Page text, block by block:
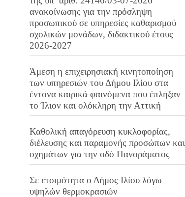
ανακοίνωσης για την πρόσληψη
προσωπικού σε υπηρεσίες καθαρισμού
σχολικών μονάδων, διδακτικού έτους
2026-2027
Άμεση η επιχειρησιακή κινητοποίηση
των υπηρεσιών του Δήμου Ιλίου στα
έντονα καιρικά φαινόμενα που έπληξαν
το Ίλιον και ολόκληρη την Αττική
Καθολική απαγόρευση κυκλοφορίας,
διέλευσης και παραμονής προσώπων και
οχημάτων για την οδό Πανοράματος
Σε ετοιμότητα ο Δήμος Ιλίου λόγω
υψηλών θερμοκρασιών